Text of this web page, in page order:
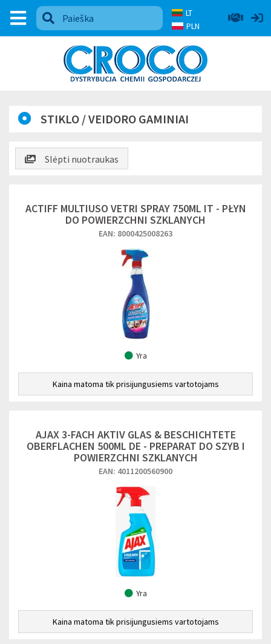
LT
PLN
STIKLO / VEIDORO GAMINIAI
Slėpti nuotraukas
ACTIFF MULTIUSO VETRI SPRAY 750ML IT - PŁYN
DO POWIERZCHNI SZKLANYCH
EAN: 8000425008263
Yra
Kaina matoma tik prisijungusiems vartotojams
AJAX 3-FACH AKTIV GLAS & BESCHICHTETE
OBERFLACHEN 500ML DE - PREPARAT DO SZYB I
POWIERZCHNI SZKLANYCH
EAN: 4011200560900
Yra
Kaina matoma tik prisijungusiems vartotojams